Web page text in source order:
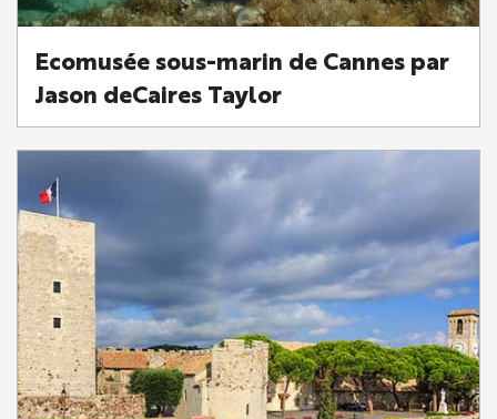
Ecomusée sous-marin de Cannes par
Jason deCaires Taylor